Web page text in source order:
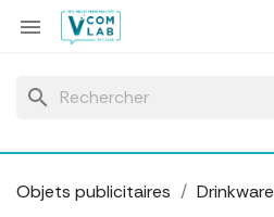

search
Objets publicitaires Drinkware
Panneau de gestion des cookies